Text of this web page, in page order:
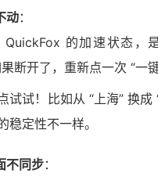
动：
QuickFox 的加速状态，
断开了，重新点一次 “一键
试试！比如从 “上海” 换成
稳定性不一样。
不同步：